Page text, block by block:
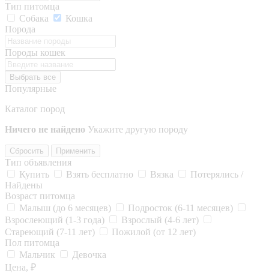
Тип питомца
Собака
Кошка
Порода
Породы кошек
Выбрать все
Популярные
Каталог пород
Ничего не найдено Укажите другую породу
Сбросить Применить
Тип объявления
Купить
Взять бесплатно Вязка
Потерялись /
Найдены
Возраст питомца
Малыш (до 6 месяцев)
Подросток (6-11 месяцев)
Взрослеющий (1-3 года)
Взрослый (4-6 лет)
Стареющий (7-11 лет)
Пожилой (от 12 лет)
Пол питомца
Мальчик
Девочка
Цена, ₽